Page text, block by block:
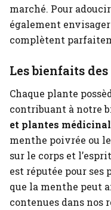
marché. Pour
également envisager
complètent
Les bienfaits
Chaque plante
contribuant à notre
et plantes
menthe poivrée ou
sur le corps et
est réputée pour ses
que la menthe peut
contenues dans nos